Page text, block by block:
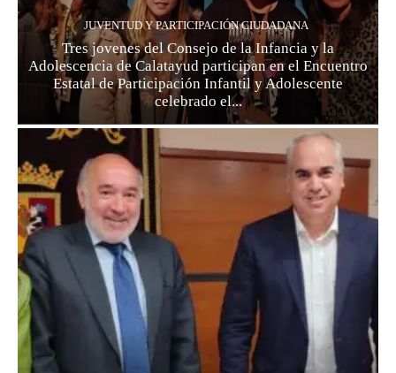
JUVENTUD Y PARTICIPACIÓN CIUDADANA
Tres jovenes del Consejo de la Infancia y la
Adolescencia de Calatayud participan en el Encuentro
Estatal de Participación Infantil y Adolescente
celebrado el...